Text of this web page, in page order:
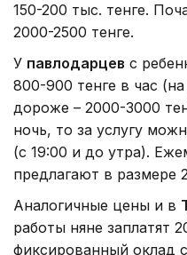
150-200 тыс. тенге.
2000-2500 тенге.
У павлодарцев с
800-900 тенге в час
дороже – 2000-3000
ночь, то за услугу
(с 19:00 и до утра).
предлагают в размере
Аналогичные цены и в
работы няне заплатят
фиксированный оклад